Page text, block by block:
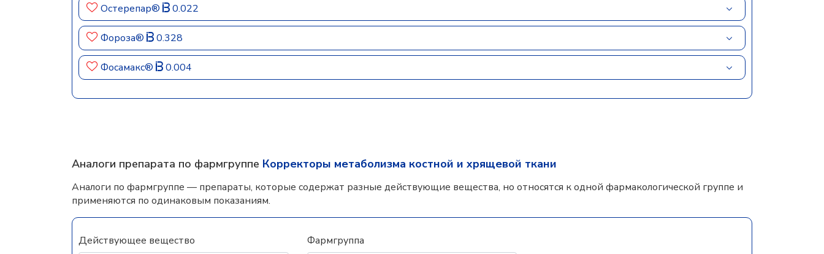
Остерепар® 0.022
Фороза® 0.328
Фосамакс® 0.004
Аналоги препарата по фармгруппе Корректоры метаболизма костной и хрящевой ткани
Аналоги по фармгруппе — препараты, которые содержат разные действующие вещества, но относятся к одной фармакологической группе и
применяются по одинаковым показаниям.
Действующее вещество Фармгруппа